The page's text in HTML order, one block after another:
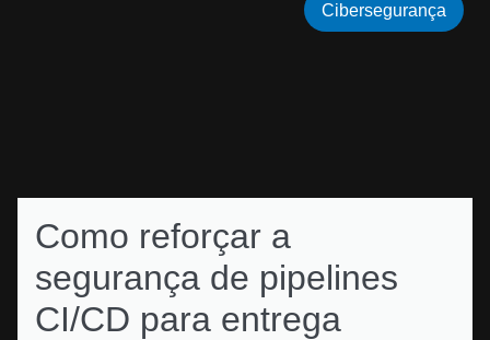
Como reforçar a
segurança de pipelines
CI/CD para entrega
Cibersegurança